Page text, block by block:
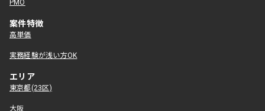
PMO
案件特徴
高単価
実務経験が浅い方OK
エリア
東京都(23区)
大阪